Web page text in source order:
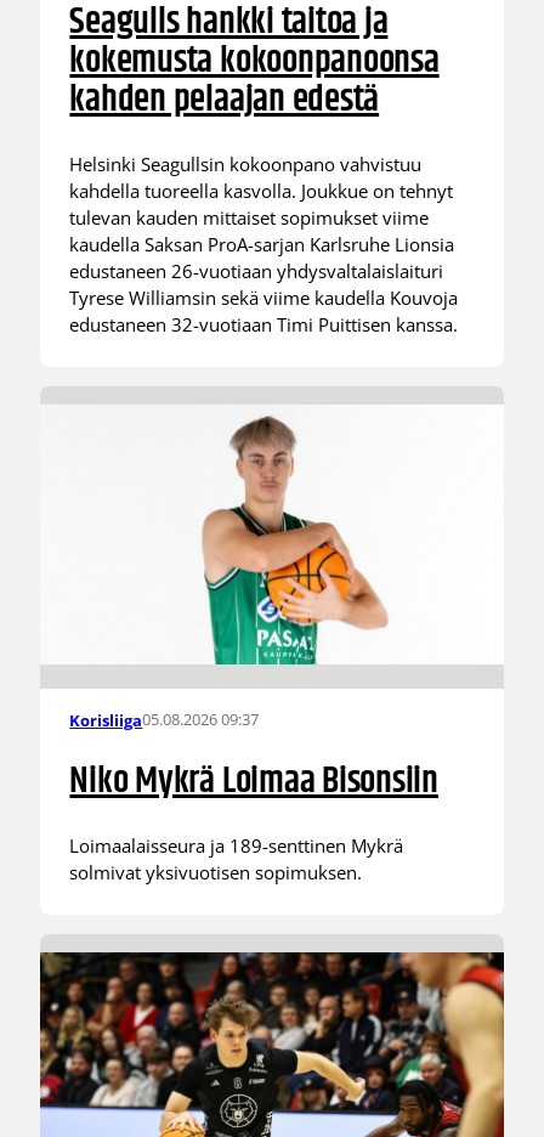
Seagulls hankki taitoa ja
kokemusta kokoonpanoonsa
kahden pelaajan edestä
Helsinki Seagullsin kokoonpano vahvistuu
kahdella tuoreella kasvolla. Joukkue on tehnyt
tulevan kauden mittaiset sopimukset viime
kaudella Saksan ProA-sarjan Karlsruhe Lionsia
edustaneen 26-vuotiaan yhdysvaltalaislaituri
Tyrese Williamsin sekä viime kaudella Kouvoja
edustaneen 32-vuotiaan Timi Puittisen kanssa.
Korisliiga05.08.2026 09:37
Niko Mykrä Loimaa Bisonsiin
Loimaalaisseura ja 189-senttinen Mykrä
solmivat yksivuotisen sopimuksen.